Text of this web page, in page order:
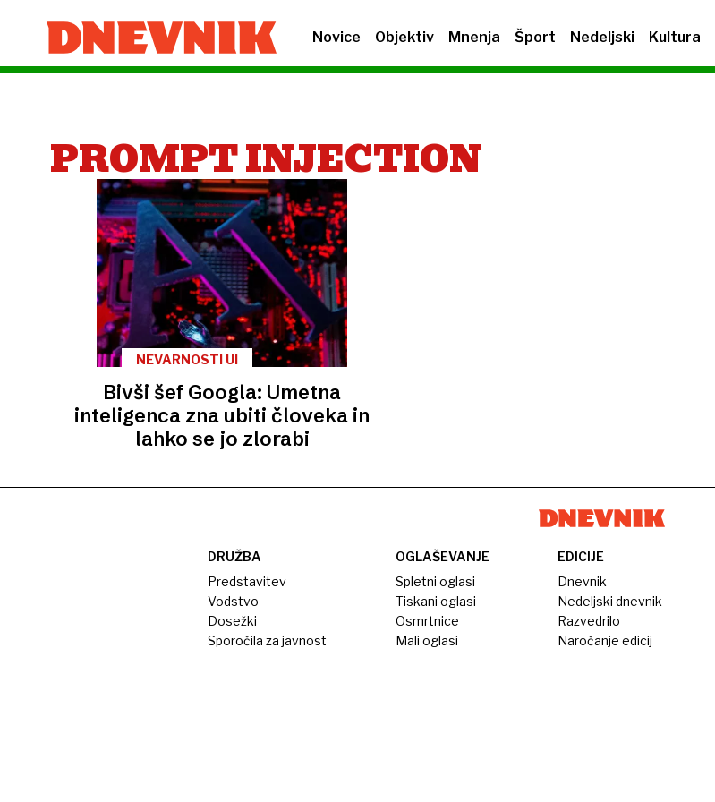
Novice Objektiv Mnenja Šport Nedeljski Kultura
PROMPT INJECTION
NEVARNOSTI UI
Bivši šef Googla: Umetna
inteligenca zna ubiti človeka in
lahko se jo zlorabi
DRUŽBA
Predstavitev
Vodstvo
Dosežki
Sporočila za javnost
OGLAŠEVANJE
Spletni oglasi
Tiskani oglasi
Osmrtnice
Mali oglasi
EDICIJE
Dnevnik
Nedeljski dnevnik
Razvedrilo
Naročanje edicij